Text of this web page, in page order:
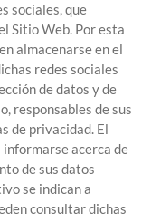
sociales, que
Sitio Web. Por esta
almacenarse en el
redes sociales
de datos y de
responsables de sus
de privacidad. El
acerca de
de sus datos
se indican a
consultar dichas